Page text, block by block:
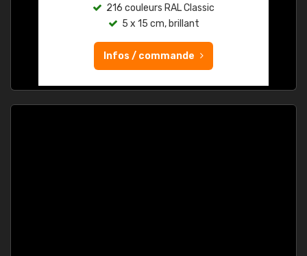
216 couleurs RAL Classic
5 x 15 cm, brillant
Infos / commande